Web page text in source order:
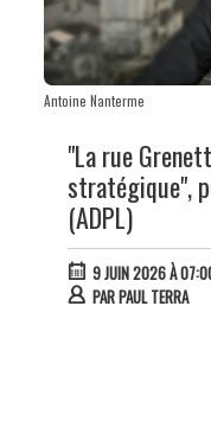
Antoine Nanterme
"La rue
stratégique",
(ADPL)
9 JUIN 2026 À
PARPAUL TERRA